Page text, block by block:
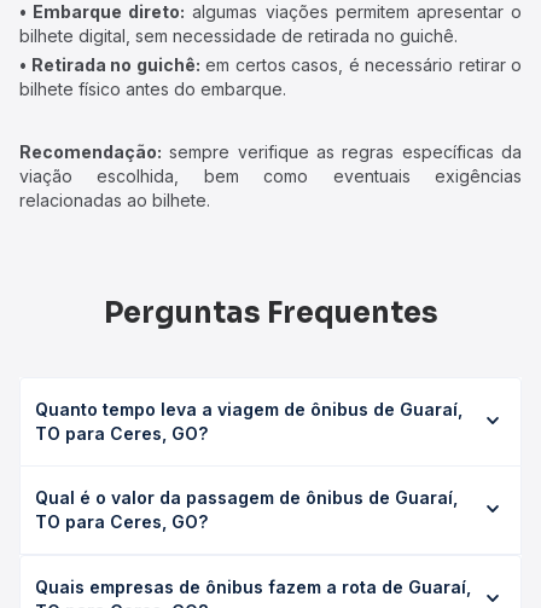
• Embarque direto: algumas viações permitem apresentar o
bilhete digital, sem necessidade de retirada no guichê.
• Retirada no guichê: em certos casos, é necessário retirar o
bilhete físico antes do embarque.
Recomendação: sempre verifique as regras específicas da
viação escolhida, bem como eventuais exigências
relacionadas ao bilhete.
Perguntas Frequentes
Quanto tempo leva a viagem de ônibus de Guaraí,
TO para Ceres, GO?
em média 13h, podendo variar conforme a viação, o tipo
de serviço (convencional, executivo ou leito) e as
opção na data desejada.
Qual é o valor da passagem de ônibus de Guaraí,
TO para Ceres, GO?
Ceres, GO custa em média R$ 300,54 e varia conforme a
Quais empresas de ônibus fazem a rota de Guaraí,